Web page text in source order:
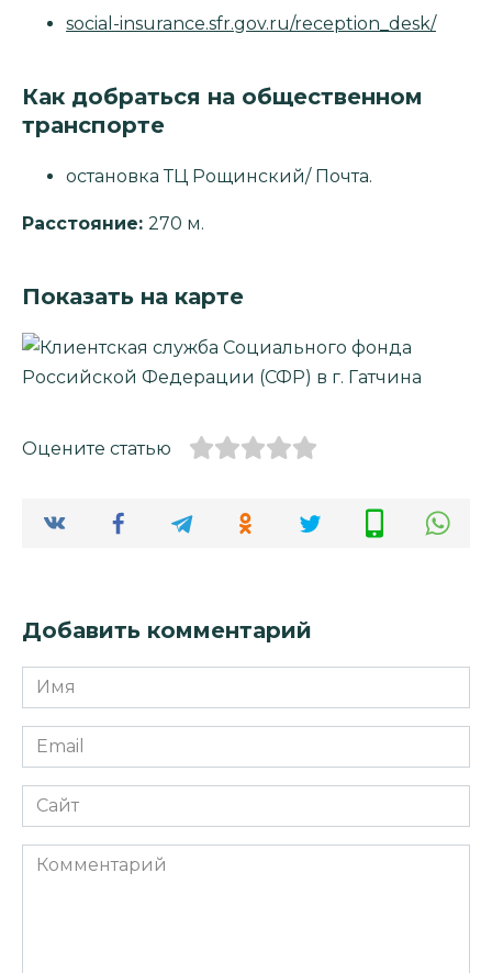
social-insurance.sfr.gov.ru/reception_desk/
Как добраться на общественном
транспорте
остановка ТЦ Рощинский/ Почта.
Расстояние: 270 м.
Показать на карте
Оцените статью
Добавить комментарий
Имя
*
Email
*
Сайт
Комментарий